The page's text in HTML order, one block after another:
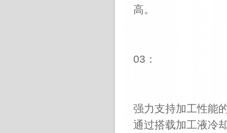
高。
03 ：
强力支持加工性能
通过搭载加工液冷